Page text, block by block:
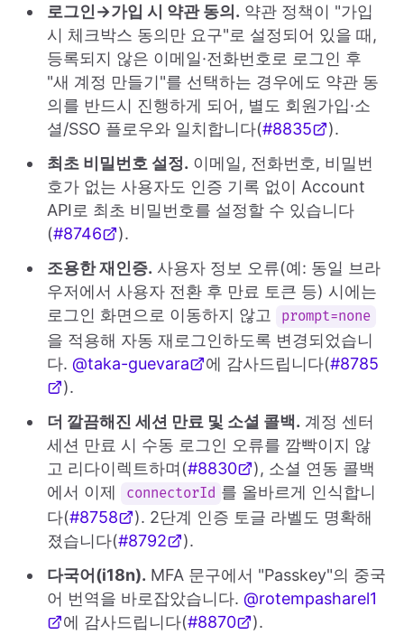
로그인→가입 시 약관 동의. 약관 정책이 "가입
시 체크박스 동의만 요구"로 설정되어 있을 때,
등록되지 않은 이메일·전화번호로 로그인 후
"새 계정 만들기"를 선택하는 경우에도 약관 동
의를 반드시 진행하게 되어, 별도 회원가입·소
셜/SSO 플로우와 일치합니다(#8835
).
최초 비밀번호 설정. 이메일, 전화번호, 비밀번
호가 없는 사용자도 인증 기록 없이 Account
API로 최초 비밀번호를 설정할 수 있습니다
(#8746
).
조용한 재인증. 사용자 정보 오류(예: 동일 브라
우저에서 사용자 전환 후 만료 토큰 등) 시에는
로그인 화면으로 이동하지 않고
prompt=none
을 적용해 자동 재로그인하도록 변경되었습니
다. @taka-guevara 에 감사드립니다(#8785
).
더 깔끔해진 세션 만료 및 소셜 콜백. 계정 센터
세션 만료 시 수동 로그인 오류를 깜빡이지 않
고 리다이렉트하며(#8830
), 소셜 연동 콜백
에서 이제
connectorId 를 올바르게 인식합니
다(#8758
). 2단계 인증 토글 라벨도 명확해
졌습니다(#8792
).
다국어(i18n). MFA 문구에서 "Passkey"의 중국
어 번역을 바로잡았습니다. @rotempasharel1
에 감사드립니다(#8870 ).